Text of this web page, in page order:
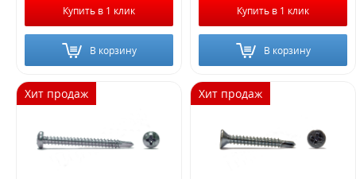
Купить в 1 клик
В корзину
Купить в 1 клик
В корзину
Хит продаж Хит продаж